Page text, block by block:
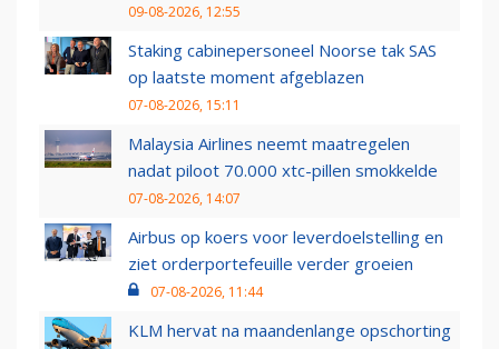
09-08-2026, 12:55
Staking cabinepersoneel Noorse tak SAS
op laatste moment afgeblazen
07-08-2026, 15:11
Malaysia Airlines neemt maatregelen
nadat piloot 70.000 xtc-pillen smokkelde
07-08-2026, 14:07
Airbus op koers voor leverdoelstelling en
ziet orderportefeuille verder groeien
07-08-2026, 11:44
KLM hervat na maandenlange opschorting